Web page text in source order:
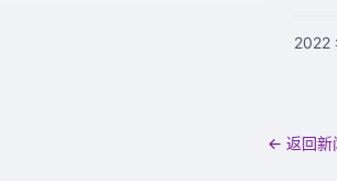
2022
← 返回新